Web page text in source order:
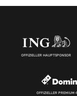
OFFIZIELLER HAUPTSPONSOR
OFFIZIELLER PREMIUM-